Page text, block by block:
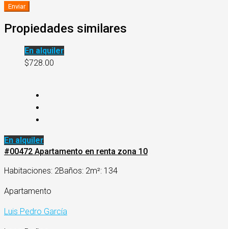
Propiedades similares
En alquiler
$728.00
En alquiler
#00472 Apartamento en renta zona 10
Habitaciones: 2Baños: 2m²: 134
Apartamento
Luis Pedro García